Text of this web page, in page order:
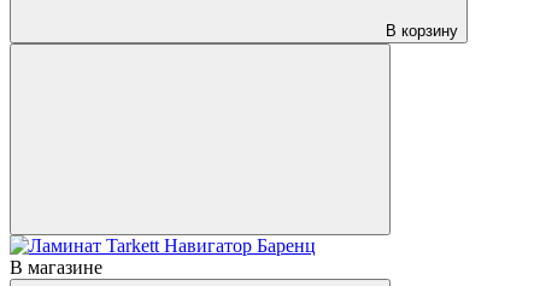
В корзину
В магазине